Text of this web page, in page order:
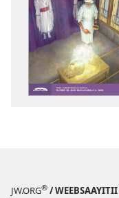
JW.ORG® /